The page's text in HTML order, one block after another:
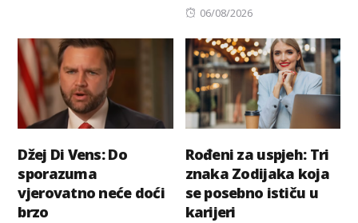
Posted
06/08/2026
Džej Di Vens: Do
sporazuma
vjerovatno neće doći
brzo
Rođeni za uspjeh: Tri
znaka Zodijaka koja
se posebno ističu u
karijeri